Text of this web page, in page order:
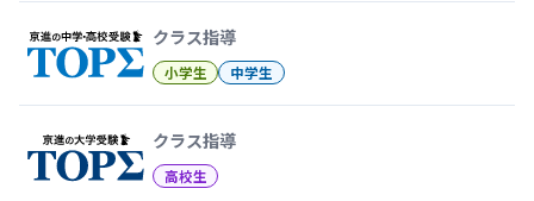
クラス指導
小学生 中学生
クラス指導
高校生